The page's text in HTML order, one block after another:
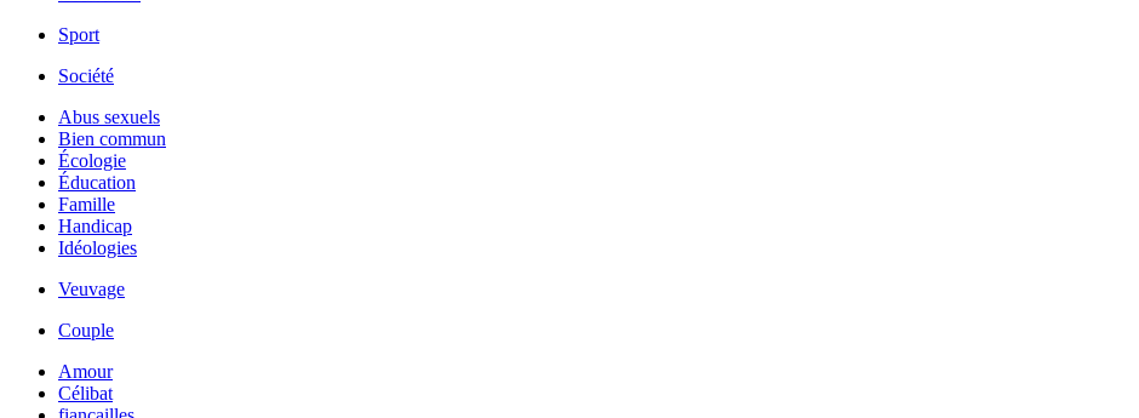
Sport
Société
Abus sexuels
Bien commun
Écologie
Éducation
Famille
Handicap
Idéologies
Veuvage
Couple
Amour
Célibat